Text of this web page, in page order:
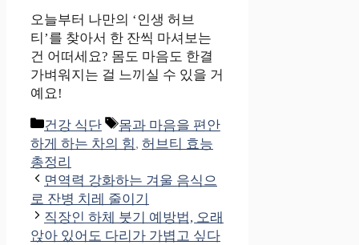
오늘부터 나만의 ‘인생 허브
티’를 찾아서 한 잔씩 마셔보는
건 어떠세요? 몸도 마음도 한결
가벼워지는 걸 느끼실 수 있을 거
예요!
카
테
고
리
건강 식단
태
그
몸과 마음을 편안
하게 하는 차의 힘, 허브티 효능
총정리
면역력 강화하는 겨울 음식으
로 잔병 치레 줄이기
직장인 하체 붓기 예방법, 오래
앉아 있어도 다리가 가볍고 싶다